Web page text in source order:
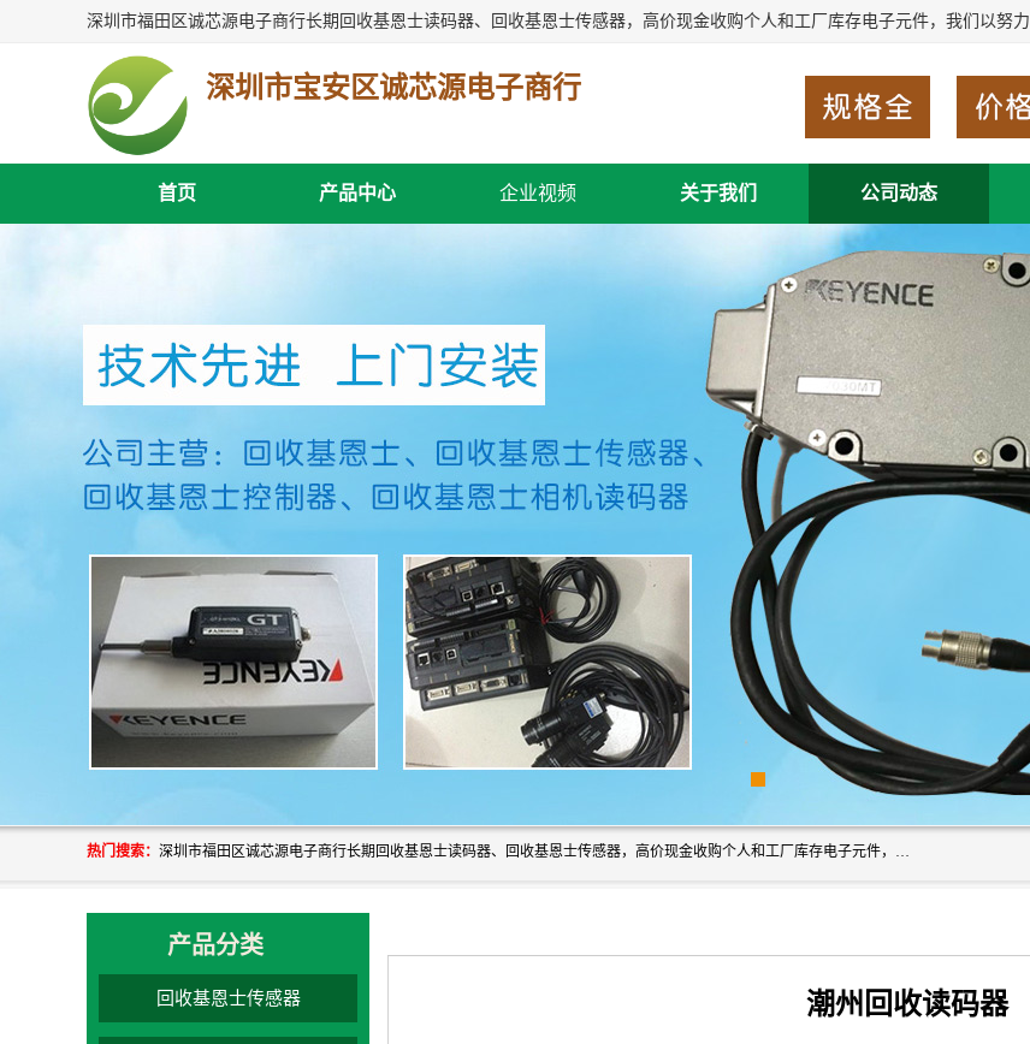
深圳市宝安区诚芯源电子商行
首页 产品中心 企业视频 关于我们 公司动态
热门搜索： 深圳市福田区诚芯源电子商行长期回收基恩士读码器、回收基恩士传感器，高价现金收购个人和工厂库存电子元件，我们以努力处事、以诚信待人，能迅速为客户消化库存、减少仓储、回笼资金，我们交易灵活方便，现金支付，价格合 理，尽量满足客户的要求，提供一条龙服务。
产品分类
回收基恩士传感器 潮州回收读码器